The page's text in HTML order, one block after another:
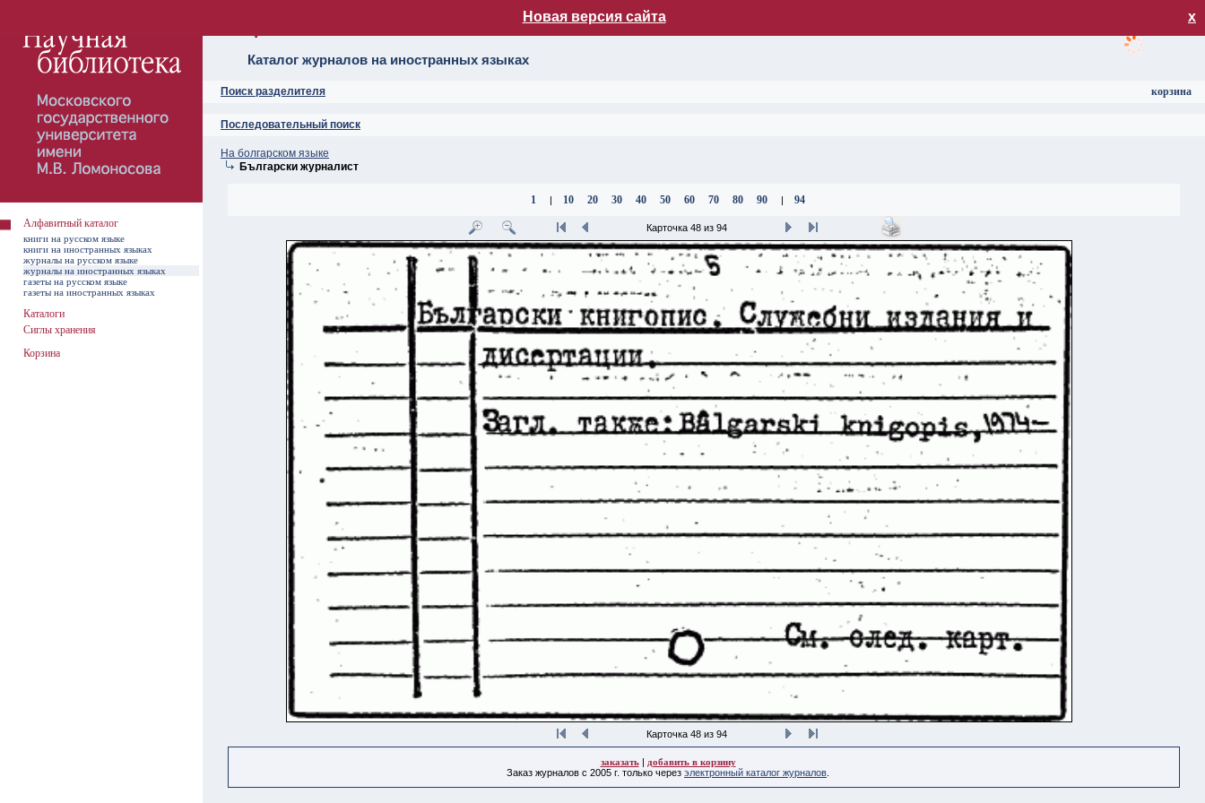
Новая версия сайта х
Каталог журналов на иностранных языках
Поиск разделителя
Последовательный поиск
корзина
На болгарском языке
Български журналист
1 | 10 20 30 40 50 60 70 80 90 | 94
Карточка 48 из 94
Карточка 48 из 94
заказать| добавить в корзину
Заказ журналов с 2005 г. только через электронный каталог журналов
Алфавитный каталог
книги на русском языке
книги на иностранных языках
журналы на русском языке
журналы на иностранных языках
газеты на русском языке
газеты на иностранных языках
Каталоги
Сиглы хранения
Корзина